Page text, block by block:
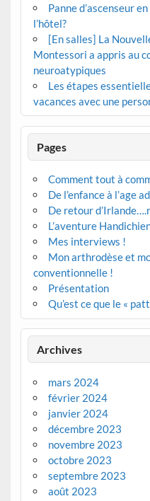
Panne d’ascenseur
l’hôtel?
[En salles] La
Montessori a appris au
neuroatypiques
Les étapes
vacances avec une
Pages
Comment tout à
De l’enfance à l’age
De retour
L’aventure
Mes interviews !
Mon arthrodèse et
conventionnelle !
Présentation
Qu’est ce que le «
Archives
mars 2024
février 2024
janvier 2024
décembre 2023
novembre 2023
octobre 2023
septembre 2023
août 2023